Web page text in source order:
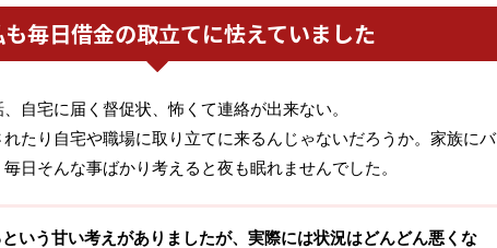
毎日借金の取立てに怯えていました
自宅に届く督促状、怖くて連絡が出来ない。
たり自宅や職場に取り立てに来るんじゃないだろうか。家族にバ
日そんな事ばかり考えると夜も眠れませんでした。
いう甘い考えがありましたが、実際には状況はどんどん悪くな